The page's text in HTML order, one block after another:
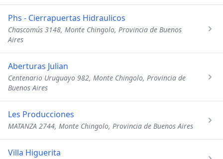
Phs - Cierrapuertas Hidraulicos
Chascomús 3148, Monte Chingolo, Provincia de Buenos
Aires
Aberturas Julian
Centenario Uruguayo 982, Monte Chingolo, Provincia de
Buenos Aires
Les Producciones
MATANZA 2744, Monte Chingolo, Provincia de Buenos Aires
Villa Higuerita